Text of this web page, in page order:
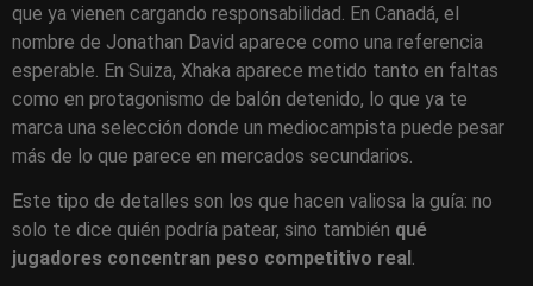
que ya vienen cargando responsabilidad. En Canadá, el
nombre de Jonathan David aparece como una referencia
esperable. En Suiza, Xhaka aparece metido tanto en faltas
como en protagonismo de balón detenido, lo que ya te
marca una selección donde un mediocampista puede pesar
más de lo que parece en mercados secundarios.
Este tipo de detalles son los que hacen valiosa la guía: no
solo te dice quién podría patear, sino también qué
jugadores concentran peso competitivo real .